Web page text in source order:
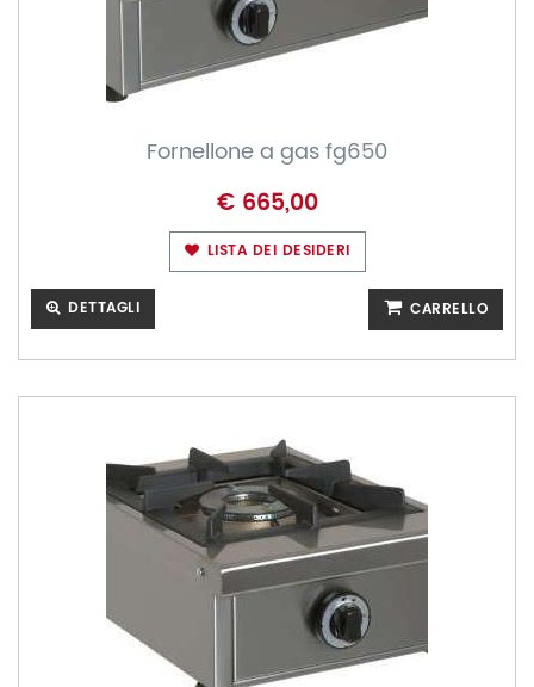
Fornellone a gas fg650
€ 665,00
LISTA DEI DESIDERI
DETTAGLI CARRELLO